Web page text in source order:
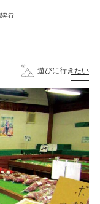
発行
遊びに行きたい